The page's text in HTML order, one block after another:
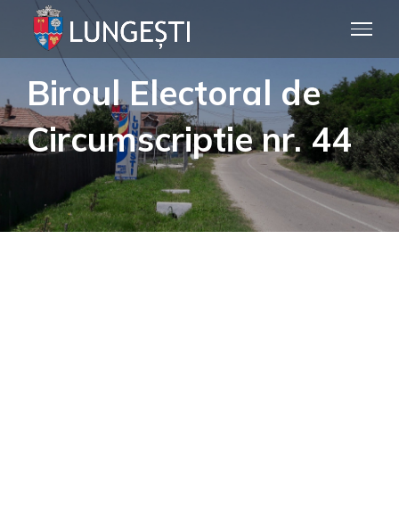
Biroul Electoral de
Circumscriptie nr. 44